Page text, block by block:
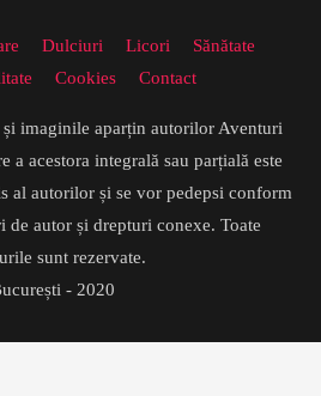
Dulciuri Licori
Sănătate
Cookies Contact
imaginile aparțin autorilor Aventuri
a acestora integrală sau parțială este
al autorilor și se vor pedepsi conform
autor și drepturi conexe. Toate
sunt rezervate.
- 2020